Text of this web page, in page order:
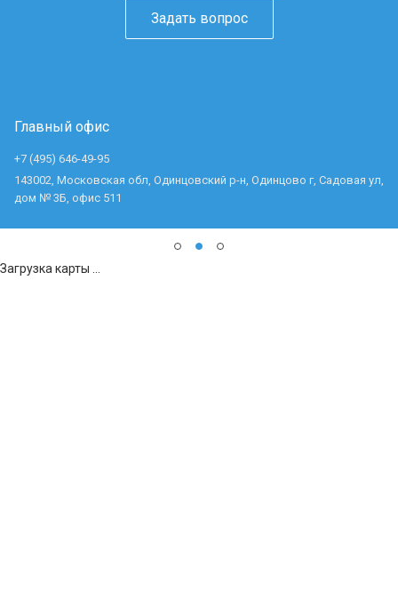
Задать вопрос
Главный офис
+7 (495) 646-49-95
143002, Московская обл, Одинцовский р-н, Одинцово г, Садовая ул,
дом № 3Б, офис 511
Загрузка карты ...